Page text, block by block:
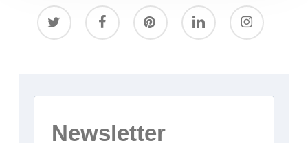
twitter facebook pinterest linkedin instagram
Newsletter